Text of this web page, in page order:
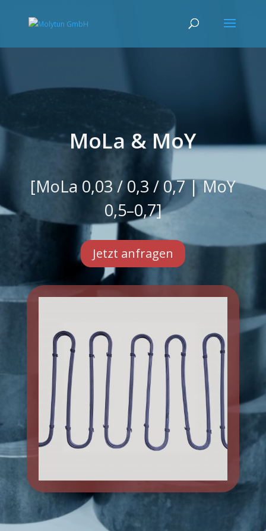
MoLa & MoY
[MoLa 0,03 / 0,3 / 0,7 | MoY
0,5–0,7]
Jetzt anfragen